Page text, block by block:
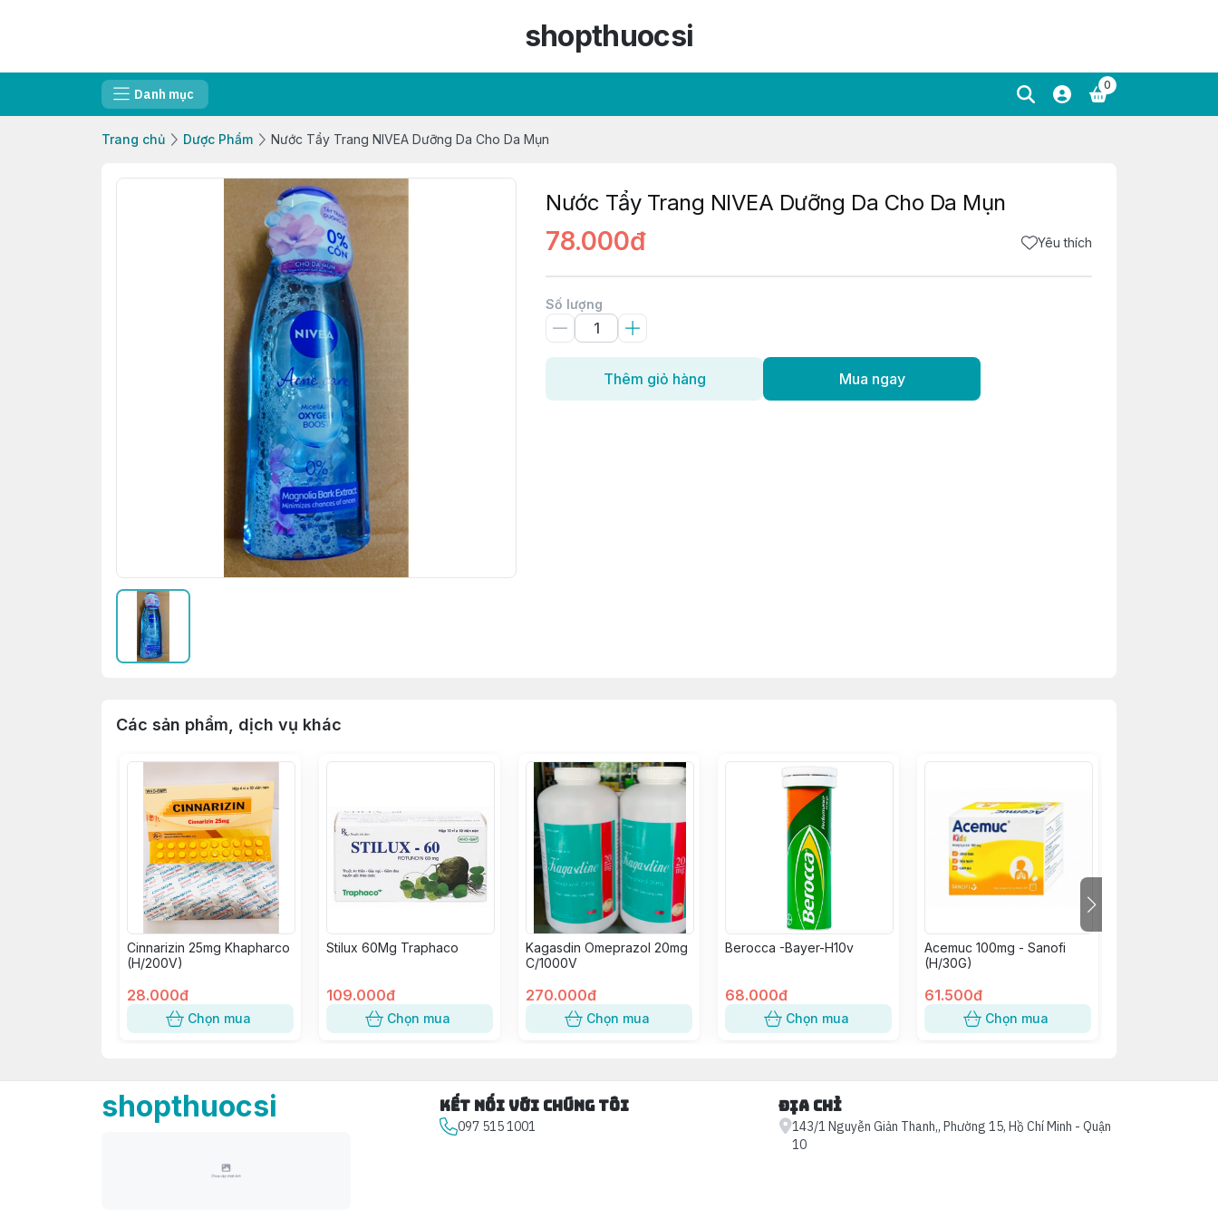
shopthuocsi
Danh mục
0
Trang chủ Dược Phẩm Nước Tẩy Trang NIVEA Dưỡng Da Cho Da Mụn
Nước Tẩy Trang NIVEA Dưỡng Da Cho Da Mụn
78.000đ Yêu thích
Số lượng
Thêm giỏ hàng Mua ngay
Các sản phẩm, dịch vụ khác
Cinnarizin 25mg Khapharco
(H/200V)
28.000đ
Chọn mua
Stilux 60Mg Traphaco
109.000đ
Chọn mua
Kagasdin Omeprazol 20mg
C/1000V
270.000đ
Chọn mua
Berocca -Bayer-H10v
68.000đ
Chọn mua
Acemuc 100mg - Sanofi
(H/30G)
61.500đ
Chọn mua
shopthuocsi Kết nối với chúng tôi
097 515 1001
Địa chỉ
143/1 Nguyễn Giản Thanh,, Phường 15, Hồ Chí Minh - Quận
10